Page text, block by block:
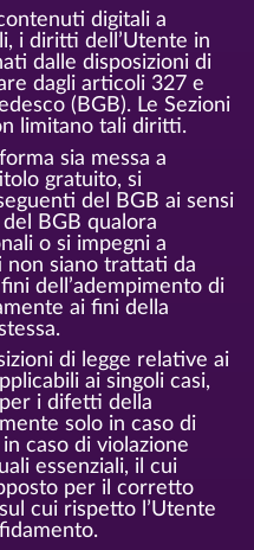
digitali a
i diritti dell’Utente in
dalle disposizioni di
dagli articoli 327 e
(BGB). Le Sezioni
limitano tali diritti.
sia messa a
gratuito, si
del BGB ai sensi
BGB qualora
o si impegni a
siano trattati da
dell’adempimento di
ai fini della
di legge relative ai
ai singoli casi,
i difetti della
solo in caso di
caso di violazione
essenziali, il cui
per il corretto
cui rispetto l’Utente